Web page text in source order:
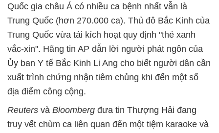
Quốc gia châu Á có nhiều ca bệnh nhất vẫn là
Trung Quốc (hơn 270.000 ca). Thủ đô Bắc Kinh của
Trung Quốc vừa tái kích hoạt quy định "thẻ xanh
vắc-xin". Hãng tin AP dẫn lời người phát ngôn của
Ủy ban Y tế Bắc Kinh Li Ang cho biết người dân cần
xuất trình chứng nhận tiêm chủng khi đến một số
địa điểm công cộng.
Reuters và Bloomberg đưa tin Thượng Hải đang
truy vết chùm ca liên quan đến một tiệm karaoke và